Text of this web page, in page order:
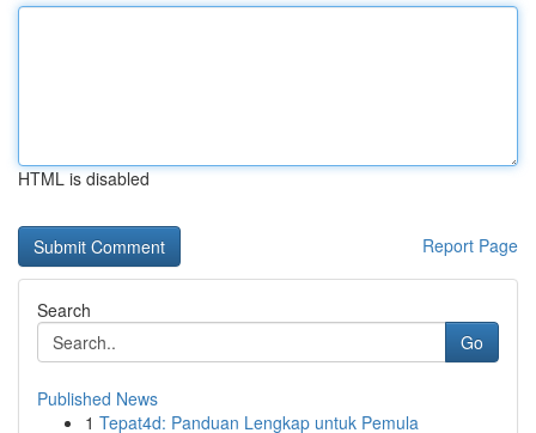
HTML is disabled
Report Page
Search
Go
Published News
1 Tepat4d: Panduan Lengkap untuk Pemula